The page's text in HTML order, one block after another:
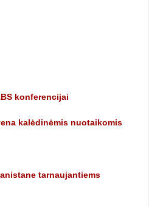
konferencijai
kalėdinėmis nuotaikomis
tarnaujantiems